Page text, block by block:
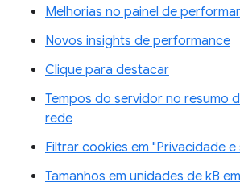
Melhorias no painel de
Novos insights de performance
Clique para destacar
Tempos do servidor no resumo
rede
Filtrar cookies em "Privacidade
Tamanhos em unidades de kB